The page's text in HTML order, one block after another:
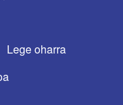
Lege oharra